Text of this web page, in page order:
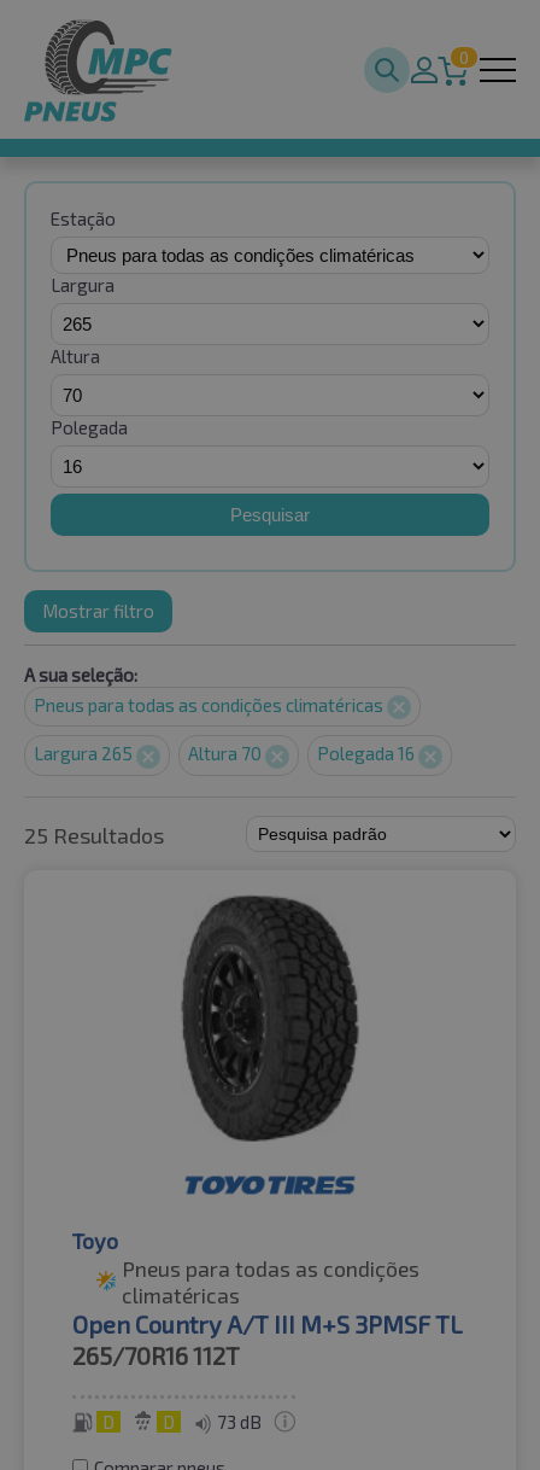
0
Estação
Largura
Altura
Polegada
Pesquisar
Mostrar filtro
A sua seleção:
Pneus para todas as condições climatéricas
Largura 265 Altura 70 Polegada 16
25 Resultados
Toyo
Pneus para todas as condições
climatéricas
Open Country A/T III M+S 3PMSF TL
265/70R16112T
D D 73 dB